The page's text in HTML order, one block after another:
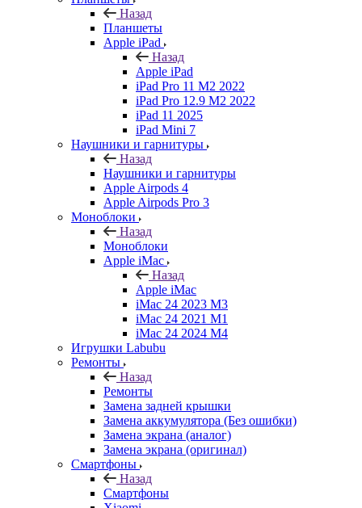
Назад
Планшеты
Apple iPad
Назад
Apple iPad
iPad Pro 11 M2 2022
iPad Pro 12.9 M2 2022
iPad 11 2025
iPad Mini 7
Наушники и гарнитуры
Назад
Наушники и гарнитуры
Apple Airpods 4
Apple Airpods Pro 3
Моноблоки
Назад
Моноблоки
Apple iMac
Назад
Apple iMac
iMac 24 2023 M3
iMac 24 2021 M1
iMac 24 2024 M4
Игрушки Labubu
Ремонты
Назад
Ремонты
Замена задней крышки
Замена аккумулятора (Без ошибки)
Замена экрана (аналог)
Замена экрана (оригинал)
Смартфоны
Назад
Смартфоны